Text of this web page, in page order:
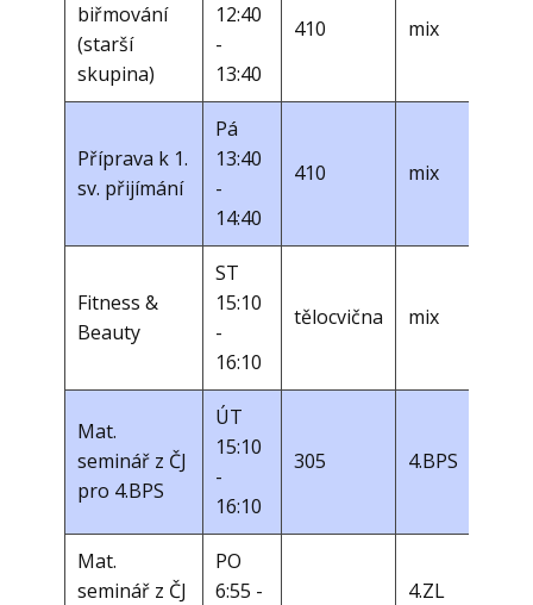
biřmování
(starší
skupina)
12:40
-
13:40
410 mix
Příprava k 1.
sv. přijímání
Pá
13:40
-
14:40
410 mix
Fitness &
Beauty
ST
15:10
-
16:10
tělocvična mix
Mat.
seminář z ČJ
pro 4.BPS
ÚT
15:10
-
16:10
305 4.BPS
Mat.
seminář z ČJ
PO ​
6:55 -
4.ZL